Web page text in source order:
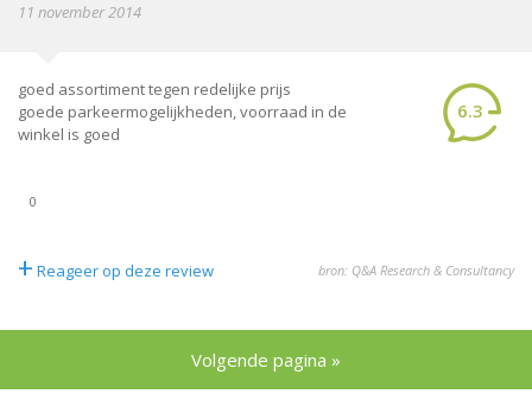
11 november 2014
goed assortiment tegen redelijke prijs
goede parkeermogelijkheden, voorraad in de
winkel is goed
6.3
0
+ Reageer op deze review bron: Q&A Research & Consultancy
Volgende pagina »